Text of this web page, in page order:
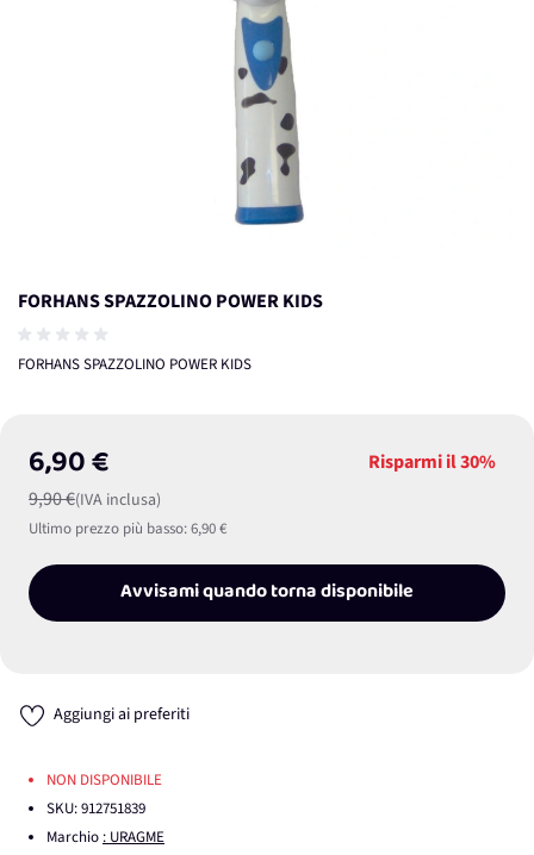
FORHANS SPAZZOLINO POWER KIDS
FORHANS SPAZZOLINO POWER KIDS
6,90 €
9,90 €(IVA inclusa)
Risparmi il30%
Ultimo prezzo più basso:6,90 €
Avvisami quando torna disponibile
Aggiungi ai preferiti
NON DISPONIBILE
SKU:912751839
Marchio : URAGME